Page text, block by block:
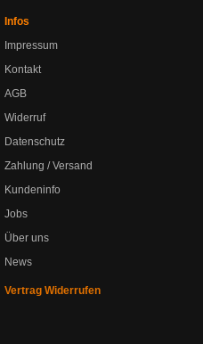
Infos
Impressum
Kontakt
AGB
Widerruf
Datenschutz
Zahlung / Versand
Kundeninfo
Jobs
Über uns
News
Vertrag Widerrufen